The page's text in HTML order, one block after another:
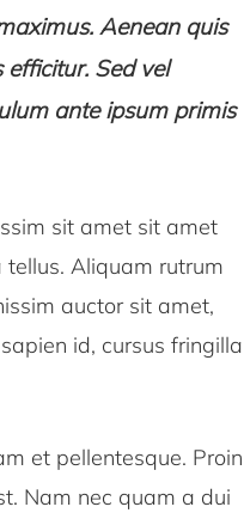
Aenean quis
Sed vel
ante ipsum primis
sit amet sit amet
Aliquam rutrum
auctor sit amet,
id, cursus fringilla
et pellentesque. Proin
Nam nec quam a dui